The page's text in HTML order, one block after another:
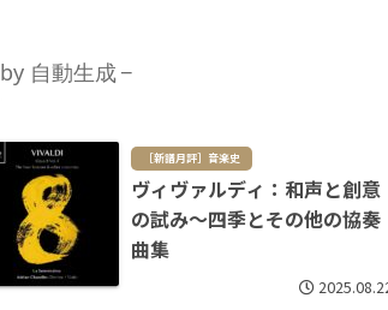
by 自動生成
［新譜月評］音楽史
ヴィヴァルディ：和声と創意
の試み～四季とその他の協奏
曲集